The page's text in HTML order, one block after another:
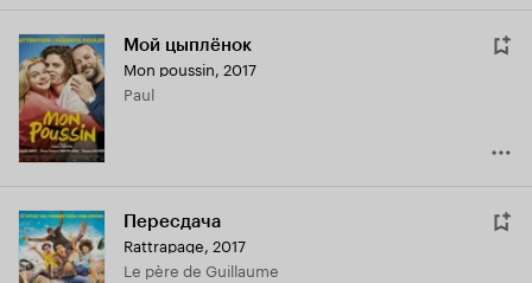
Мой цыплёнок
Mon poussin, 2017
Paul
Пересдача
Rattrapage, 2017
Le père de Guillaume